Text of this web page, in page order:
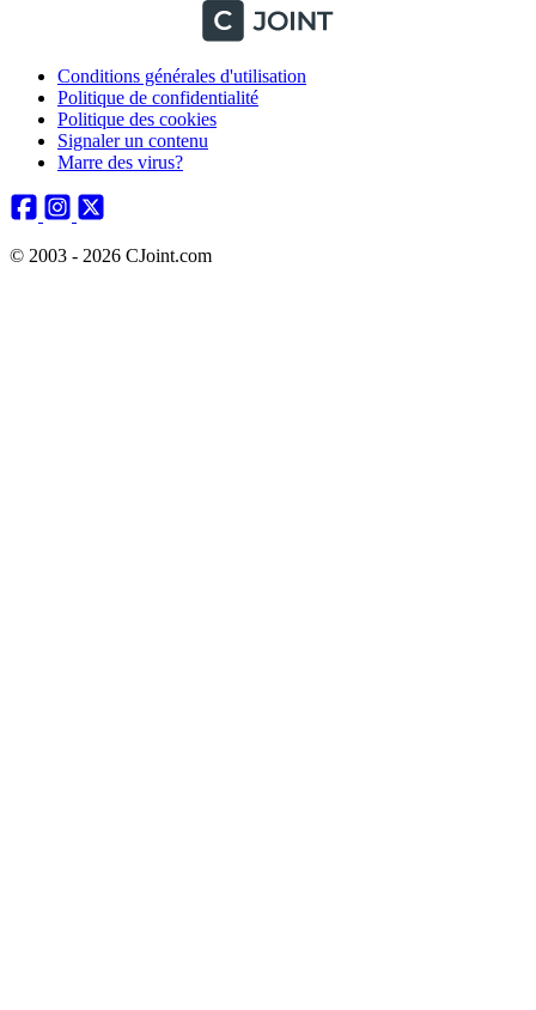
Conditions générales d'utilisation
Politique de confidentialité
Politique des cookies
Signaler un contenu
Marre des virus?
© 2003 - 2026 CJoint.com